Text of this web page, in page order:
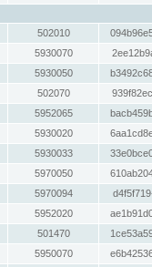
502010
5930070
5930050
502070
5952065
5930020
5930033
5970050
5970094
5952020
501470
5950070